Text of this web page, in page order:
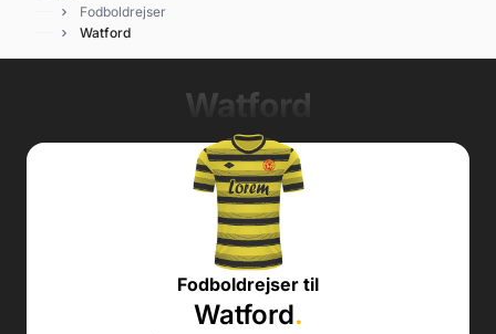
Fodboldrejser
Watford
Watford
Fodboldrejser til
Watford.